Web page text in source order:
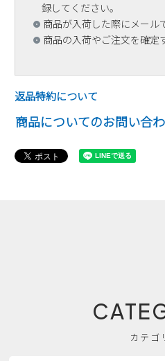
録してください。
商品が入荷した際にメール
商品の入荷やご注文を確定
返品特約について
商品についてのお問い合
カテゴ